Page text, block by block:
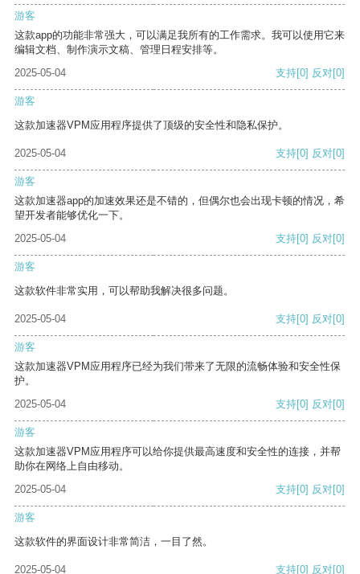
游客
这款app的功能非常强大，可以满足我所有的工作需求。我可以使用它来
编辑文档、制作演示文稿、管理日程安排等。
2025-05-04
支持[0] 反对[0]
游客
这款加速器VPM应用程序提供了顶级的安全性和隐私保护。
2025-05-04 支持[0] 反对[0]
游客
这款加速器app的加速效果还是不错的，但偶尔也会出现卡顿的情况，希
望开发者能够优化一下。
2025-05-04
支持[0] 反对[0]
游客
这款软件非常实用，可以帮助我解决很多问题。
2025-05-04 支持[0] 反对[0]
游客
这款加速器VPM应用程序已经为我们带来了无限的流畅体验和安全性保
护。
2025-05-04
支持[0] 反对[0]
游客
这款加速器VPM应用程序可以给你提供最高速度和安全性的连接，并帮
助你在网络上自由移动。
2025-05-04
支持[0] 反对[0]
游客
这款软件的界面设计非常简洁，一目了然。
2025-05-04 支持[0] 反对[0]